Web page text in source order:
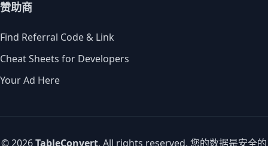
赞助商
Find Referral Code & Link
Cheat Sheets for Developers
Your Ad Here
© 2026TableConvert. All rights reserved. 您的数据是安全的